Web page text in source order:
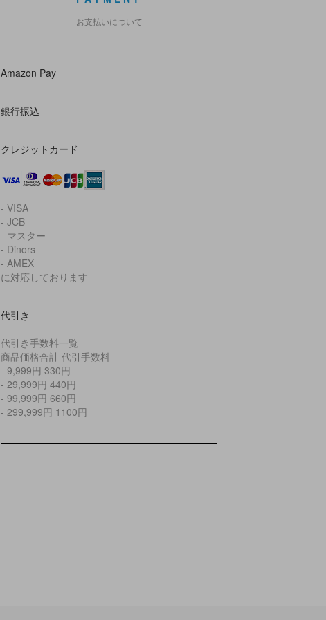
お支払いについて
Amazon Pay
銀行振込
クレジットカード
- VISA
- JCB
- マスター
- Dinors
- AMEX
に対応しております
代引き
代引き手数料一覧
商品価格合計 代引手数料
- 9,999円 330円
- 29,999円 440円
- 99,999円 660円
- 299,999円 1100円